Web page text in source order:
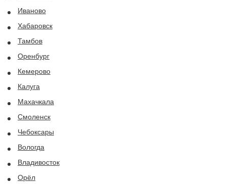
Иваново
Хабаровск
Тамбов
Оренбург
Кемерово
Калуга
Махачкала
Смоленск
Чебоксары
Вологда
Владивосток
Орёл